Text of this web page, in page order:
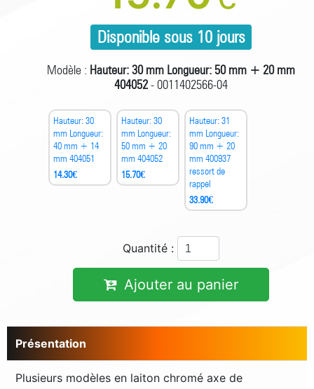
Disponible sous 10 jours
Modèle : Hauteur: 30 mm Longueur: 50 mm + 20 mm
404052- 0011402566-04
Hauteur: 30
mm Longueur:
40 mm + 14
mm 404051
14.30€
Hauteur: 30
mm Longueur:
50 mm + 20
mm 404052
15.70€
Hauteur: 31
mm Longueur:
90 mm + 20
mm 400937
ressort de
rappel
33.90€
Quantité :
Ajouter au panier
Présentation
Plusieurs modèles en laiton chromé axe de